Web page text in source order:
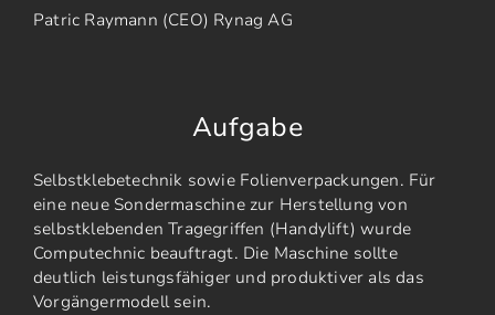
Patric Raymann (CEO) Rynag AG
Aufgabe
Selbstklebetechnik sowie Folienverpackungen. Für
eine neue Sondermaschine zur Herstellung von
selbstklebenden Tragegriffen (Handylift) wurde
Computechnic beauftragt. Die Maschine sollte
deutlich leistungsfähiger und produktiver als das
Vorgängermodell sein.